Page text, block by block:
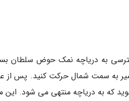
به دریاچه نمک حوض سلطان
این مسیر به سمت شمال حرکت کنید. پس از
که به دریاچه منتهی می شود.